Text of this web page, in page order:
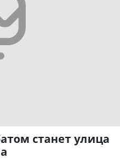
станет улица